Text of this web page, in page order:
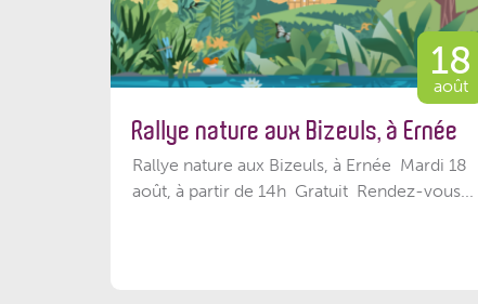
18
août
Rallye nature aux Bizeuls, à Ernée
Rallye nature aux Bizeuls, à Ernée Mardi 18
août, à partir de 14h Gratuit Rendez-vous...